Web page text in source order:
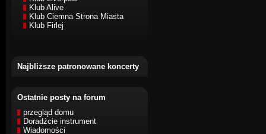
Klub Alive
Klub Ciemna Strona Miasta
Klub Firlej
Najbliższe patronowane koncerty
Ostatnie posty na forum
przegląd domu
Doradźcie instrument
Wiadomości